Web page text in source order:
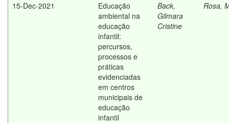
15-Dec-2021
Educação
ambiental na
educação
infantil:
percursos,
processos e
práticas
evidenciadas
em centros
municipais de
educação
infantil
Back,
Gilmara
Cristine
Rosa,